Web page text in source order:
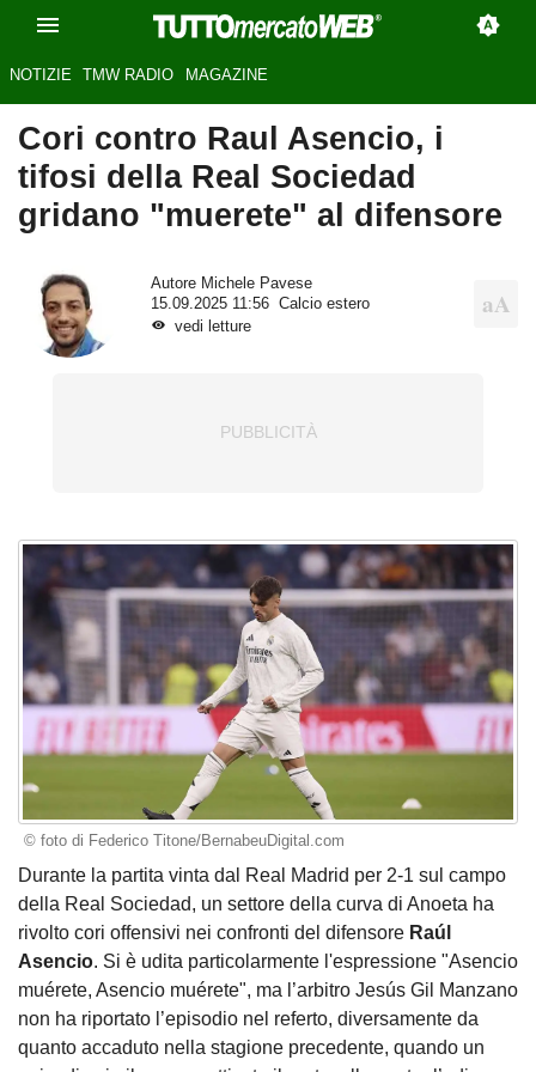
NOTIZIE TMW RADIO MAGAZINE
Cori contro Raul Asencio, i
tifosi della Real Sociedad
gridano "muerete" al difensore
Autore Michele Pavese
15.09.2025 11:56
Calcio estero
vedi letture
© foto di Federico Titone/BernabeuDigital.com
Durante la partita vinta dal Real Madrid per 2-1 sul campo
della Real Sociedad, un settore della curva di Anoeta ha
rivolto cori offensivi nei confronti del difensore Raúl
Asencio. Si è udita particolarmente l'espressione "Asencio
muérete, Asencio muérete", ma l’arbitro Jesús Gil Manzano
non ha riportato l’episodio nel referto, diversamente da
quanto accaduto nella stagione precedente, quando un